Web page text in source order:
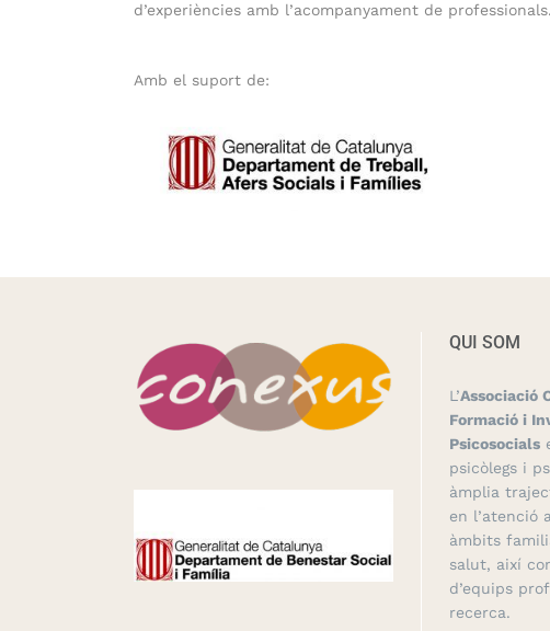
d’experiències amb l’acompanyament de professionals.
Amb el suport de:
QUI SOM
L’Associació
Formació i
Psicosocials
psicòlegs i
àmplia
en l’atenció
àmbits
salut, així
d’equips
recerca.